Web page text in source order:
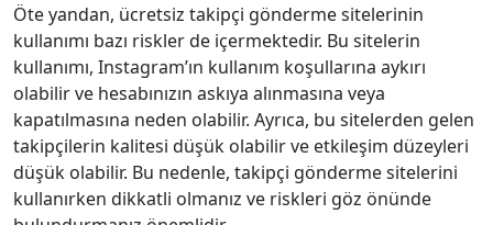
Öte yandan, ücretsiz takipçi gönderme sitelerinin
kullanımı bazı riskler de içermektedir. Bu sitelerin
kullanımı, Instagram’ın kullanım koşullarına aykırı
olabilir ve hesabınızın askıya alınmasına veya
kapatılmasına neden olabilir. Ayrıca, bu sitelerden gelen
takipçilerin kalitesi düşük olabilir ve etkileşim düzeyleri
düşük olabilir. Bu nedenle, takipçi gönderme sitelerini
kullanırken dikkatli olmanız ve riskleri göz önünde